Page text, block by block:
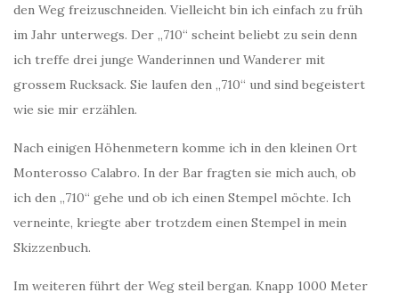
den Weg freizuschneiden. Vielleicht bin ich einfach zu früh
im Jahr unterwegs. Der „710“ scheint beliebt zu sein denn
ich treffe drei junge Wanderinnen und Wanderer mit
grossem Rucksack. Sie laufen den „710“ und sind begeistert
wie sie mir erzählen.
Nach einigen Höhenmetern komme ich in den kleinen Ort
Monterosso Calabro. In der Bar fragten sie mich auch, ob
ich den „710“ gehe und ob ich einen Stempel möchte. Ich
verneinte, kriegte aber trotzdem einen Stempel in mein
Skizzenbuch.
Im weiteren führt der Weg steil bergan. Knapp 1000 Meter